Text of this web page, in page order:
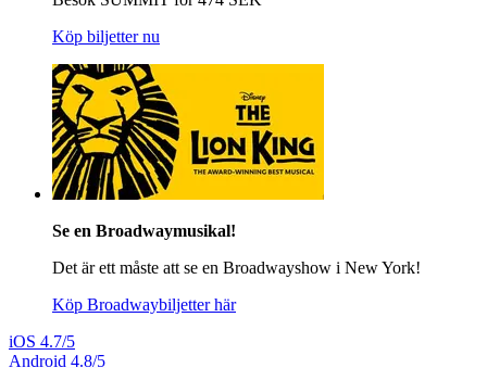
Köp biljetter nu
Se en Broadwaymusikal!
Det är ett måste att se en Broadwayshow i New York!
Köp Broadwaybiljetter här
iOS 4.7/5
Android 4.8/5